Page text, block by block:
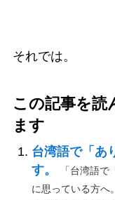
それでは。
この記事を読
ます
台湾語で「あ
す。
「台湾語
に思っている方へ